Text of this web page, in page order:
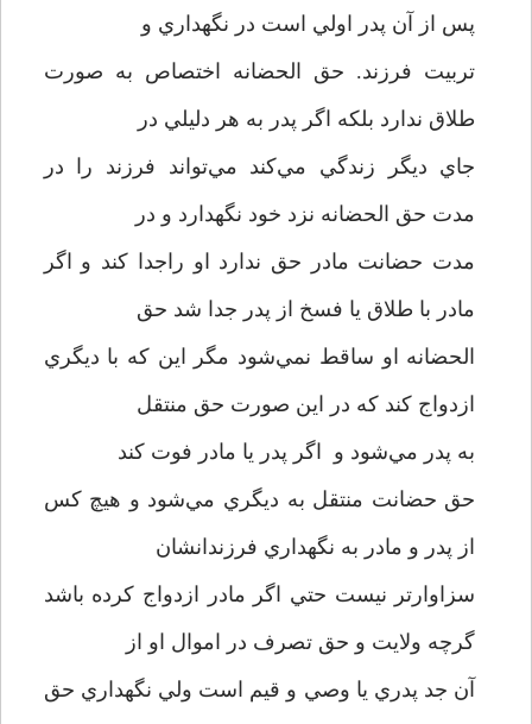
پس از آن پدر اولي است در نگهداري و
تربيت فرزند. حق الحضانه اختصاص به صورت
طلاق ندارد بلکه اگر پدر به هر دليلي در
جاي ديگر زندگي مي‌کند مي‌تواند فرزند را در
مدت حق الحضانه نزد خود نگهدارد و در
مدت حضانت مادر حق ندارد او راجدا کند و اگر
مادر با طلاق يا فسخ از پدر جدا شد حق
الحضانه او ساقط نمي‌شود مگر اين که با ديگري
ازدواج کند که در اين صورت حق منتقل
به پدر مي‌شود و اگر پدر يا مادر فوت کند
حق حضانت منتقل به ديگري مي‌شود و هيچ کس
از پدر و مادر به نگهداري فرزندانشان
سزاوارتر نيست حتي اگر مادر ازدواج کرده باشد
گرچه ولايت و حق تصرف در اموال او از
آن جد پدري يا وصي و قيم است ولي نگهداري حق